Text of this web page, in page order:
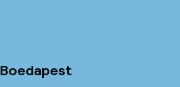
Boedapest